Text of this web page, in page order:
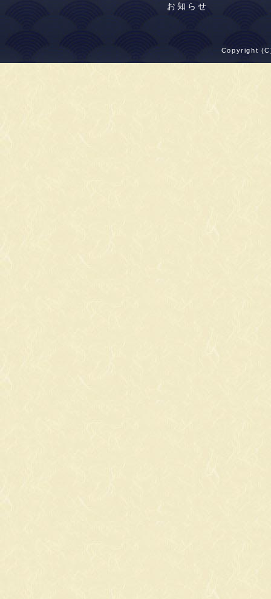
お知らせ
Copyright